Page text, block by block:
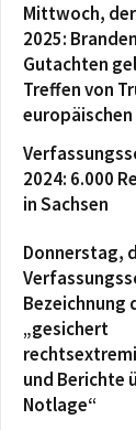
Mittwoch,
2025:
Gutachten
Treffen von
2024: 6.000
in Sachsen
Donnerstag,
Bezeichnung
„gesichert
und Berichte
Notlage“